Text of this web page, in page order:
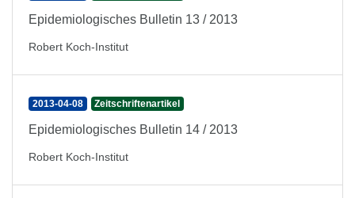
Epidemiologisches Bulletin 13 / 2013
Robert Koch-Institut
2013-04-08 Zeitschriftenartikel
Epidemiologisches Bulletin 14 / 2013
Robert Koch-Institut